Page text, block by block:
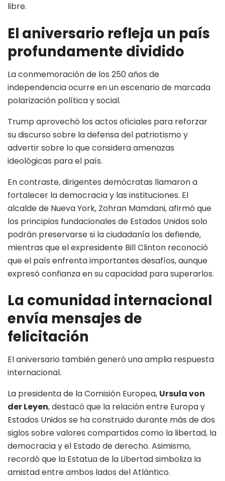
libre.
El aniversario refleja un país
profundamente dividido
La conmemoración de los 250 años de
independencia ocurre en un escenario de marcada
polarización política y social.
Trump aprovechó los actos oficiales para reforzar
su discurso sobre la defensa del patriotismo y
advertir sobre lo que considera amenazas
ideológicas para el país.
En contraste, dirigentes demócratas llamaron a
fortalecer la democracia y las instituciones. El
alcalde de Nueva York, Zohran Mamdani, afirmó que
los principios fundacionales de Estados Unidos solo
podrán preservarse si la ciudadanía los defiende,
mientras que el expresidente Bill Clinton reconoció
que el país enfrenta importantes desafíos, aunque
expresó confianza en su capacidad para superarlos.
La comunidad internacional
envía mensajes de
felicitación
El aniversario también generó una amplia respuesta
internacional.
La presidenta de la Comisión Europea, Ursula von
der Leyen, destacó que la relación entre Europa y
Estados Unidos se ha construido durante más de dos
siglos sobre valores compartidos como la libertad, la
democracia y el Estado de derecho. Asimismo,
recordó que la Estatua de la Libertad simboliza la
amistad entre ambos lados del Atlántico.